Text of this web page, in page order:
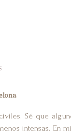
Sé que
intensas. En